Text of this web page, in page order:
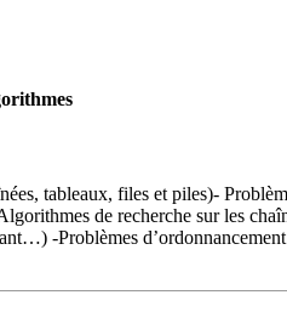
tableaux, files et piles)-
de recherche sur les
-Problèmes